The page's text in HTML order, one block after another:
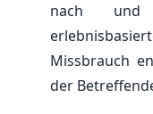
nach
Missbrauch
der